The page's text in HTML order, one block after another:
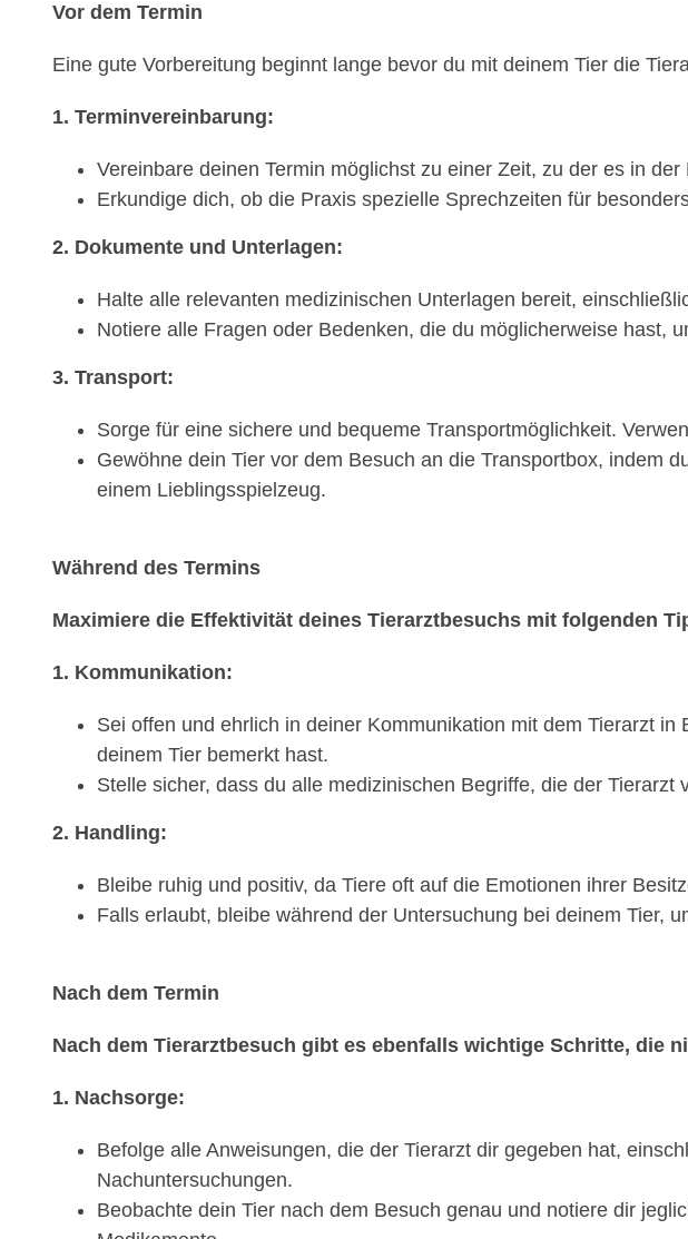
Vor dem Termin
Eine gute Vorbereitung beginnt lange bevor du mit deinem Tier die
1. Terminvereinbarung:
Vereinbare deinen Termin möglichst zu einer Zeit, zu der es in
Erkundige dich, ob die Praxis spezielle Sprechzeiten für
2. Dokumente und Unterlagen:
Halte alle relevanten medizinischen Unterlagen bereit,
Notiere alle Fragen oder Bedenken, die du möglicherweise hast,
3. Transport:
Sorge für eine sichere und bequeme Transportmöglichkeit.
Gewöhne dein Tier vor dem Besuch an die Transportbox, indem
einem Lieblingsspielzeug.
Während des Termins
Maximiere die Effektivität deines Tierarztbesuchs mit folgenden
1. Kommunikation:
Sei offen und ehrlich in deiner Kommunikation mit dem Tierarzt
deinem Tier bemerkt hast.
Stelle sicher, dass du alle medizinischen Begriffe, die der
2. Handling:
Bleibe ruhig und positiv, da Tiere oft auf die Emotionen ihrer
Falls erlaubt, bleibe während der Untersuchung bei deinem Tier,
Nach dem Termin
Nach dem Tierarztbesuch gibt es ebenfalls wichtige Schritte, die
1. Nachsorge:
Befolge alle Anweisungen, die der Tierarzt dir gegeben hat,
Nachuntersuchungen.
Beobachte dein Tier nach dem Besuch genau und notiere dir